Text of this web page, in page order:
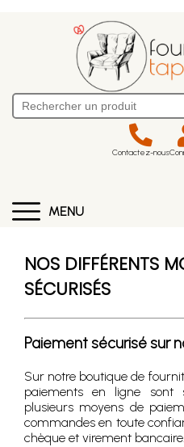
Contactez-nous
MENU
NOS DIFFÉRENTS
SÉCURISÉS
Paiement sécurisé sur
Sur notre boutique de
paiements en ligne sont
plusieurs moyens de
commandes en toute
chèque et virement bancaire.